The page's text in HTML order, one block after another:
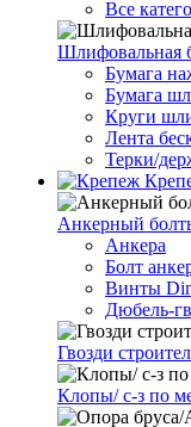
Все
Шлифовальная
Бумага
Бумага
Круги
Лента
Терки/
Анкерный
Анкера
Болт
Винты
Дюбель-
Гвозди
Клопы/ с-з по